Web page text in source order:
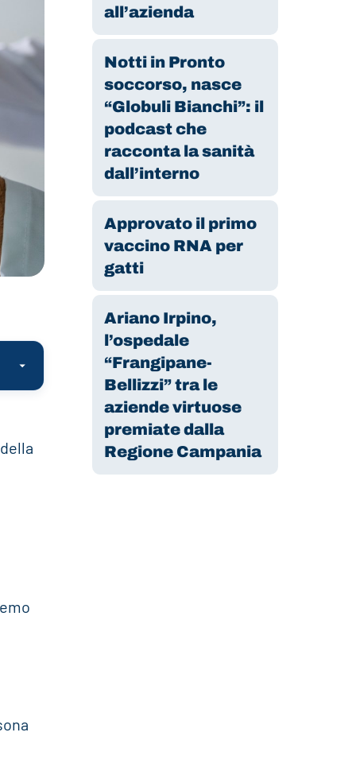
all’azienda
Notti in Pronto
soccorso, nasce
“Globuli Bianchi”: il
podcast che
racconta la sanità
dall’interno
Approvato il primo
vaccino RNA per
gatti
Ariano Irpino,
l’ospedale
“Frangipane-
Bellizzi” tra le
aziende virtuose
premiate dalla
Regione Campania